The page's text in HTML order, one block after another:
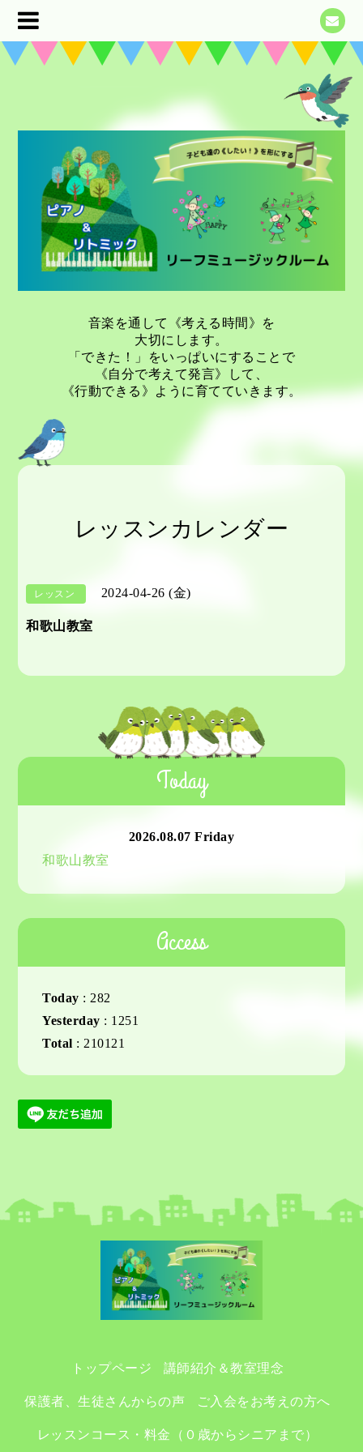
音楽を通して《考える時間》を
大切にします。
「できた！」をいっぱいにすることで
《自分で考えて発言》して、
《行動できる》ように育てていきます。
レッスンカレンダー
レッスン 2024-04-26 (金)
和歌山教室
Today
2026.08.07 Friday
和歌山教室
Access
Today : 282
Yesterday : 1251
Total : 210121
トップページ 講師紹介＆教室理念
保護者、生徒さんからの声 ご入会をお考えの方へ
レッスンコース・料金（０歳からシニアまで）